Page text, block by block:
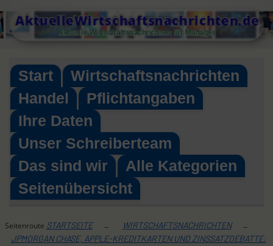
Skip
to AktuelleWirtschaftsnachrichten.de
Aktuelle Wirtschaftsnachrichten für Manager
Start
Wirtschaftsnachrichten
Handel
Pflichtangaben
Ihre Daten
Unser Schreiberteam
Das sind wir
Alle Kategorien
Seitenübersicht
Seitenroute STARTSEITE → WIRTSCHAFTSNACHRICHTEN →
JPMORGAN CHASE, APPLE-KREDITKARTEN UND ZINSSATZDEBATTE: